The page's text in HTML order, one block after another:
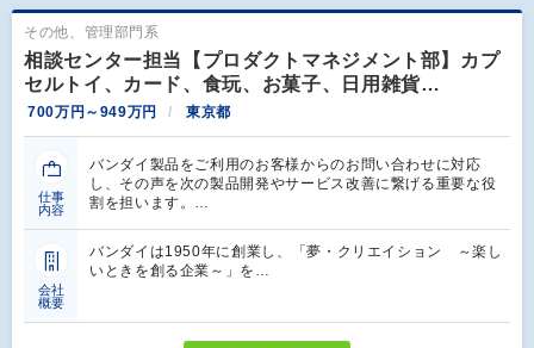
その他、管理部門系
相談センター担当【プロダクトマネジメント部】カプ
セルトイ、カード、食玩、お菓子、日用雑貨…
700万円～949万円 東京都
仕事
内容
バンダイ製品をご利用のお客様からのお問い合わせに対応
し、その声を次の製品開発やサービス改善に繋げる重要な役
割を担います。…
会社
概要
バンダイは1950年に創業し、「夢・クリエイション ～楽し
いときを創る企業～」を…